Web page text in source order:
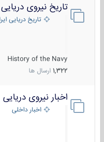
تاریخ نیروی دریایی
تاریخ دریایی ایران
History of the Navy
1,322 ارسال ها
اخبار نیروی دریایی
اخبار داخلی